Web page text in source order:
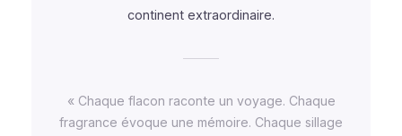
continent extraordinaire.
« Chaque flacon raconte un voyage. Chaque
fragrance évoque une mémoire. Chaque sillage